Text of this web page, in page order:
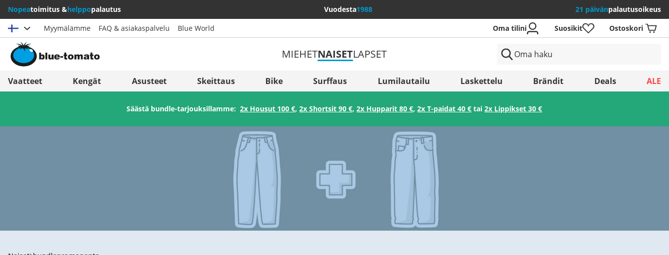
Nopeatoimitus &helppopalautus Vuodesta1988 21 päivänpalautusoikeus
Valitse maat
Österreich
Italia (Italiano)
Italien (Deutsch)
Slovenija
België (Nederlands)
Belgique (Français)
Danmark
Norge
Tallenna
Myymälämme FAQ & asiakaspalvelu Blue World Oma tilini Suosikit Ostoskori
MIEHETNAISETLAPSET
Vaatteet Kengät Asusteet Skeittaus Bike Surffaus Lumilautailu Laskettelu Brändit Deals ALE
Säästä bundle-tarjouksillamme:2x Housut 100 €,2x Shortsit 90 €,2x Hupparit 80 €,2x T-paidat 40 € tai2x Lippikset 30 €